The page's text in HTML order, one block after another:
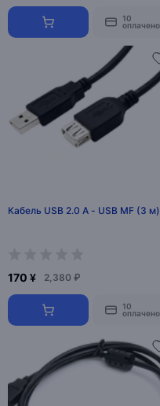
10
оплачено
Кабель USB 2.0 A - USB MF (3 м)
170 ¥ 2,380 ₽
10
оплачено